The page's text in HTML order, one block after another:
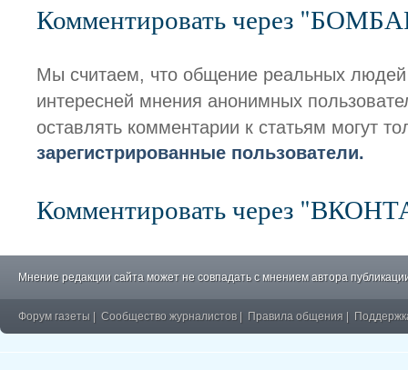
Комментировать через
Мы считаем, что общение реальных
интересней мнения анонимных
оставлять комментарии к статьям могут
зарегистрированные пользователи.
Комментировать через
Мнение редакции сайта может не совпадать с мнением автора
Форум газеты Сообщество журналистов Правила общения
�